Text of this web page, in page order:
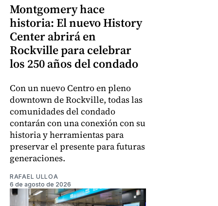
Montgomery hace
historia: El nuevo History
Center abrirá en
Rockville para celebrar
los 250 años del condado
Con un nuevo Centro en pleno
downtown de Rockville, todas las
comunidades del condado
contarán con una conexión con su
historia y herramientas para
preservar el presente para futuras
generaciones.
RAFAEL ULLOA
6 de agosto de 2026